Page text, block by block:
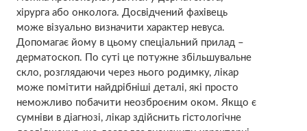
хірурга або онколога. Досвідчений фахівець
може візуально визначити характер невуса.
Допомагає йому в цьому спеціальний прилад –
дерматоскоп. По суті це потужне збільшувальне
скло, розглядаючи через нього родимку, лікар
може помітити найдрібніші деталі, які просто
неможливо побачити неозброєним оком. Якщо є
сумніви в діагнозі, лікар здійснить гістологічне